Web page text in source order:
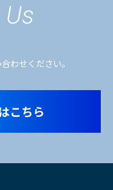
わせください。
こちら